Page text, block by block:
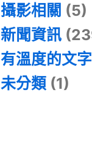
攝影相關 (5)
新聞資訊
有溫度的文字
未分類 (1)